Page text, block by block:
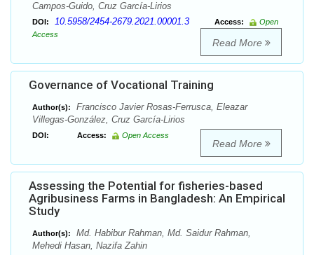
Campos-Guido, Cruz García-Lirios
DOI: 10.5958/2454-2679.2021.00001.3 Access:
Open
Access
Read More
Governance of Vocational Training
Author(s):
Francisco Javier Rosas-Ferrusca, Eleazar
Villegas-González, Cruz García-Lirios
DOI: Access: Open Access
Read More
Assessing the Potential for fisheries-based
Agribusiness Farms in Bangladesh: An Empirical
Study
Author(s):
Md. Habibur Rahman, Md. Saidur Rahman,
Mehedi Hasan, Nazifa Zahin